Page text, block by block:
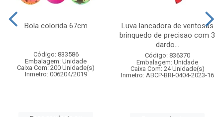
Bola colorida 67cm
Código: 833586
Embalagem: Unidade
Caixa Com: 200 Unidade(s)
Inmetro: 006204/2019
Luva lancadora de ventosas
brinquedo de precisao com 3
dardo...
Código: 836370
Embalagem: Unidade
Caixa Com: 24 Unidade(s)
Inmetro: ABCP-BRI-0404-2023-16